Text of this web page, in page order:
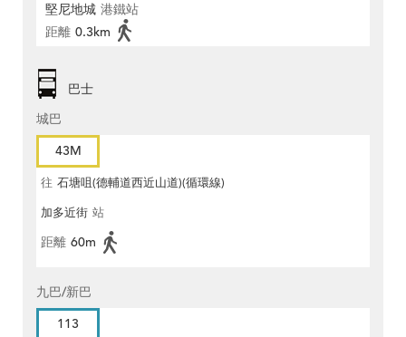
堅尼地城 港鐵站
距離 0.3km
巴士
城巴
43M
往 石塘咀(德輔道西近山道)(循環線)
加多近街 站
距離 60m
九巴/新巴
113